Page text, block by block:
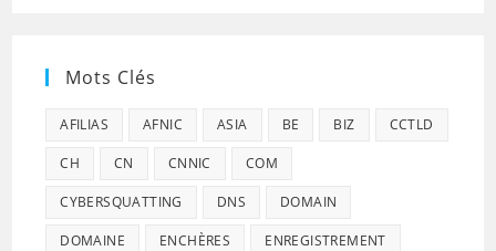
Mots Clés
AFILIAS AFNIC ASIA BE BIZ CCTLD
CH CN CNNIC COM
CYBERSQUATTING DNS DOMAIN
DOMAINE ENCHÈRES ENREGISTREMENT